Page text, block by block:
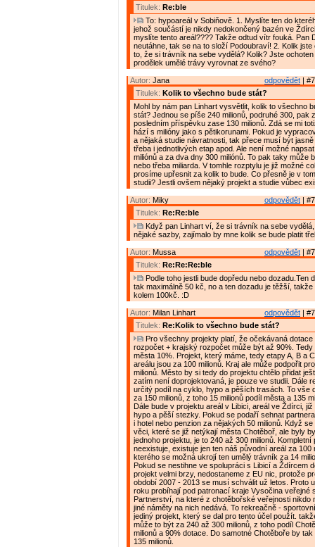
Titulek: Re:ble
To: hypoareál v Sobiňově. 1. Myslíte ten do
jehož součástí je nikdy nedokončený bazén ve
myslíte tento areál???? Takže odtud vítr fouká. Pan
neutáhne, tak se na to složí Podoubraví! 2. Kolik jste
to, že si trávník na sebe vydělá? Kolik? Jste
prodělek umělé trávy vyrovnat ze svého?
odpovědět |
Autor: Jana
Titulek: Kolik to všechno bude stát?
Mohl by nám pan Linhart vysvětlit, kolik to všechno
stát? Jednou se píše 240 milionů, podruhé 300, pak
posledním příspěvku zase 130 milionů. Zdá se mi
hází s milióny jako s pětikorunami. Pokud je
a nějaká studie návratnosti, tak přece musí být
třeba i jednotlivých etap apod. Ale není možné
miliónů a za dva dny 300 miliónů. To pak taky může
nebo třeba miliarda. V tomhle rozptylu je již možné
prosíme upřesnit za kolik to bude. Co přesně je v
studii? Jestli ovšem nějaký projekt a studie vůbec
odpovědět |
Autor: Miky
Titulek: Re:Re:ble
Když pan Linhart ví, že si trávník na sebe
nějaké sazby, zajímalo by mne kolik se bude platit
odpovědět |
Autor: Mussa
Titulek: Re:Re:Re:ble
Podle toho jestli bude dopředu nebo dozadu.Ten
tak maximálně 50 kč, no a ten dozadu je těžší, takže
kolem 100kč. :D
odpovědět |
Autor: Milan Linhart
Titulek: Re:Kolik to všechno bude stát?
Pro všechny projekty platí, že očekávaná dotace
rozpočet + krajský rozpočet může být až 90%. Tedy
města 10%. Projekt, který máme, tedy etapy A, B a
areálu jsou za 100 milionů. Kraj ale může podpořit
milionů. Město by si tedy do projektu chtělo přidat
zatím není doprojektovaná, je pouze ve studii. Dále
určitý podíl na cyklo, hypo a pěších trasách. To vše
za 150 milionů, z toho 15 milionů podíl města a 135
Dále bude v projektu areál v Libici, areál ve Ždírci,
hypo a pěší stezky. Pokud se podaří sehnat
i hotel nebo penzion za nějakých 50 milionů. Když
věci, které se již netýkají města Chotěboř, ale byly
jednoho projektu, je to 240 až 300 milionů. Kompletní
neexistuje, existuje jen ten náš původní areál za 100
kterého se možná ukrojí ten umělý trávník za 14
Pokud se nestihne ve spolupráci s Libicí a Ždírcem
projekt velmi brzy, nedostaneme z EU nic, protože
období 2007 - 2013 se musí schválit už letos. Proto
roku probíhají pod patronací kraje Vysočina veřejné
Partnerství, na které z chotěbořské veřejnosti nikdo
jiné náměty na nich nedává. To rekreačně -
jediný projekt, který se dal pro tento účel použít.
může to být za 240 až 300 milionů, z toho podíl
milionů a 90% dotace. Do samotné Chotěboře by
135 milionů.